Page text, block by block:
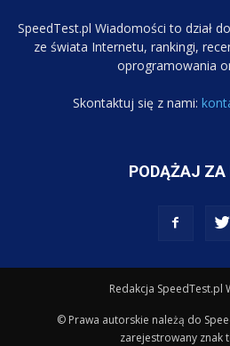
SpeedTest.pl Wiadomości to dział
ze świata Internetu, rankingi,
oprogramowania
Skontaktuj się z nami:
PODĄŻAJ ZA
Redakcja SpeedTest.pl
© Prawa autorskie należą do
zarejestrowany znak